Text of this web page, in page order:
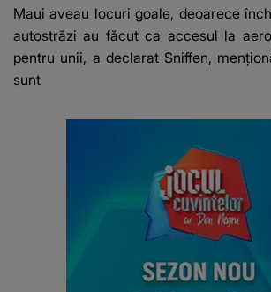
Maui aveau locuri goale, deoarece
autostrăzi au făcut ca accesul la
pentru unii, a declarat Sniffen,
sunt